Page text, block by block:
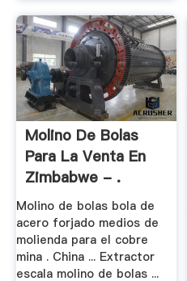
Molino De Bolas
Para La Venta En
Zimbabwe - .
Molino de bolas bola de
acero forjado medios de
molienda para el cobre
mina . China ... Extractor
escala molino de bolas ...